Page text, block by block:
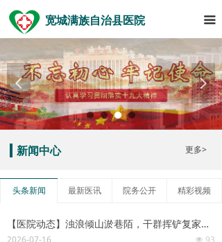
宽城满族自治县医院 끀
넳 넲
头条新闻 最新医讯 院务公开 精彩视频
【医院动态】浊浪倾山淤巷陌，干群挥铲复家山！——宽城县医院排险清淤队伍驰援福满家园灾后整治
넶 93
2026-07-16
更多>
新闻中心